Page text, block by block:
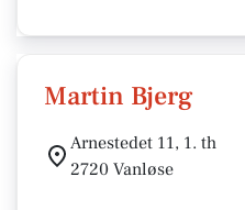
Martin Bjerg
Arnestedet 11, 1. th
2720 Vanløse